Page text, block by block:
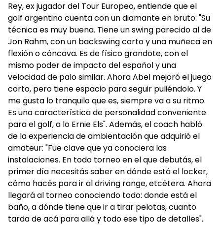
Rey, ex jugador del Tour Europeo, entiende que el
golf argentino cuenta con un diamante en bruto: "Su
técnica es muy buena. Tiene un swing parecido al de
Jon Rahm, con un backswing corto y una muñeca en
flexión o cóncava. Es de físico grandote, con el
mismo poder de impacto del español y una
velocidad de palo similar. Ahora Abel mejoró el juego
corto, pero tiene espacio para seguir puliéndolo. Y
me gusta lo tranquilo que es, siempre va a su ritmo.
Es una característica de personalidad conveniente
para el golf, a lo Ernie Els". Además, el coach habló
de la experiencia de ambientación que adquirió el
amateur: "Fue clave que ya conociera las
instalaciones. En todo torneo en el que debutás, el
primer día necesitás saber en dónde está el locker,
cómo hacés para ir al driving range, etcétera. Ahora
llegará al torneo conociendo todo: donde está el
baño, a dónde tiene que ir a tirar pelotas, cuanto
tarda de acá para allá y todo ese tipo de detalles".